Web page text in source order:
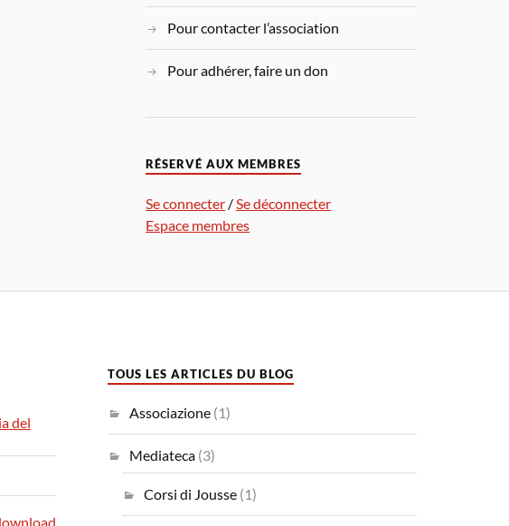
Pour contacter l’association
Pour adhérer, faire un don
RÉSERVÉ AUX MEMBRES
Se connecter /Se déconnecter
Espace membres
del
TOUS LES ARTICLES DU BLOG
Associazione (1)
Mediateca (3)
Corsi di Jousse (1)